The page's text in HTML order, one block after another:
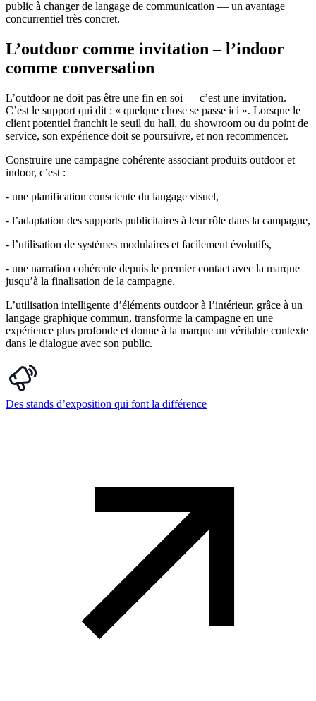
public à changer de langage de communication — un avantage
concurrentiel très concret.
L’outdoor comme invitation – l’indoor
comme conversation
L’outdoor ne doit pas être une fin en soi — c’est une invitation.
C’est le support qui dit : « quelque chose se passe ici ». Lorsque le
client potentiel franchit le seuil du hall, du showroom ou du point de
service, son expérience doit se poursuivre, et non recommencer.
Construire une campagne cohérente associant produits outdoor et
indoor, c’est :
- une planification consciente du langage visuel,
- l’adaptation des supports publicitaires à leur rôle dans la campagne,
- l’utilisation de systèmes modulaires et facilement évolutifs,
- une narration cohérente depuis le premier contact avec la marque
jusqu’à la finalisation de la campagne.
L’utilisation intelligente d’éléments outdoor à l’intérieur, grâce à un
langage graphique commun, transforme la campagne en une
expérience plus profonde et donne à la marque un véritable contexte
dans le dialogue avec son public.
Des stands d’exposition qui font la différence